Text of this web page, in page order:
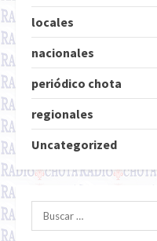
locales
nacionales
periódico chota
regionales
Uncategorized
Buscar: